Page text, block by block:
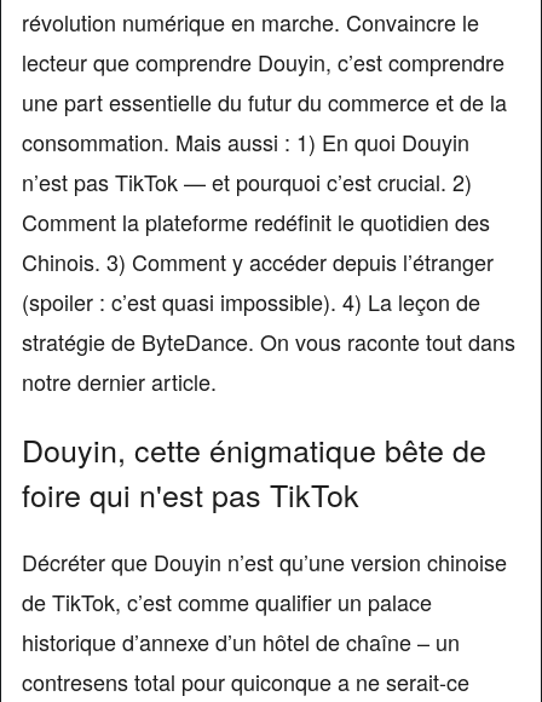
révolution numérique en marche. Convaincre le
lecteur que comprendre Douyin, c’est comprendre
une part essentielle du futur du commerce et de la
consommation. Mais aussi : 1) En quoi Douyin
n’est pas TikTok — et pourquoi c’est crucial. 2)
Comment la plateforme redéfinit le quotidien des
Chinois. 3) Comment y accéder depuis l’étranger
(spoiler : c’est quasi impossible). 4) La leçon de
stratégie de ByteDance. On vous raconte tout dans
notre dernier article.
Douyin, cette énigmatique bête de
foire qui n'est pas TikTok
Décréter que Douyin n’est qu’une version chinoise
de TikTok, c’est comme qualifier un palace
historique d’annexe d’un hôtel de chaîne – un
contresens total pour quiconque a ne serait-ce